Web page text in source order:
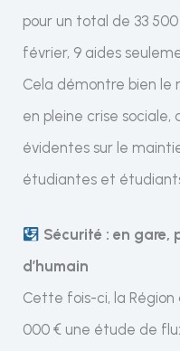
pour un total de 33
février, 9 aides
Cela démontre bien le
en pleine crise
évidentes sur le
étudiantes et
Sécurité : en gare,
d’humain
Cette fois-ci, la
000 € une étude de